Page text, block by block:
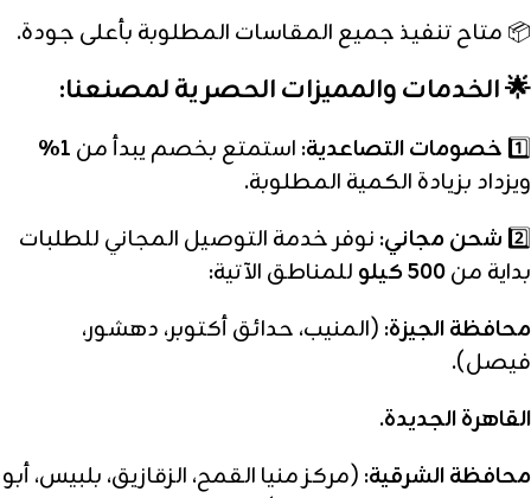
📦 متاح تنفيذ جميع المقاسات المطلوبة بأعلى جودة.
🌟 الخدمات والمميزات الحصرية لمصنعنا:
1️⃣ خصومات التصاعدية: استمتع بخصم يبدأ من 1%
ويزداد بزيادة الكمية المطلوبة.
2️⃣ شحن مجاني: نوفر خدمة التوصيل المجاني للطلبات
بداية من500 كيلو
للمناطق الآتية:
محافظة الجيزة: (المنيب، حدائق أكتوبر، دهشور،
فيصل).
القاهرة الجديدة.
محافظة الشرقية: (مركز منيا القمح، الزقازيق، بلبيس، أبو